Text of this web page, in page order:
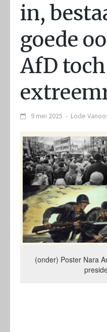
in,
goede
AfD toch
9 mei 2025 - Lode
(onder) Poster Nara